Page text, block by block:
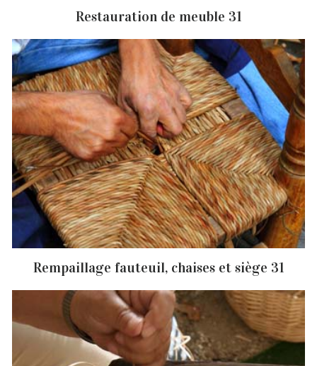
Restauration de meuble 31
Rempaillage fauteuil, chaises et siège 31